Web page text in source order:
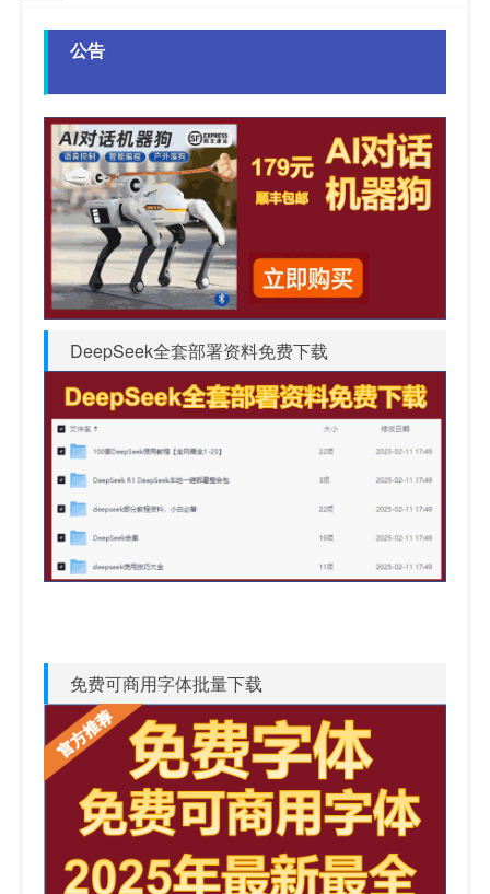
公告
DeepSeek全套部署资料免费下载
免费可商用字体批量下载